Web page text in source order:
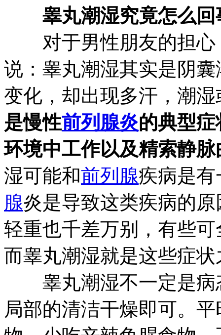
睾丸潮湿究竟怎么
对于男性朋友的担心
说：睾丸潮湿其实是阴
变化，却出现多汗，潮
是慢性前列腺炎的典型
环境中工作以及精索静
湿可能和前列腺疾病是
腺炎是导致这类疾病的
轻重也千差万别，有些
而睾丸潮湿就是这些症状
睾丸潮湿不一定是病
局部的清洁干燥即可。